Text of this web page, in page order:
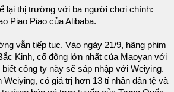
lại thị trường với ba người chơi chính:
Piao Piao của Alibaba.
vẫn tiếp tục. Vào ngày 21/9, hãng phim
Kinh, cổ đông lớn nhất của Maoyan với
công ty này sẽ sáp nhập với Weiying.
có giá trị hơn 13 tỉ nhân dân tệ và